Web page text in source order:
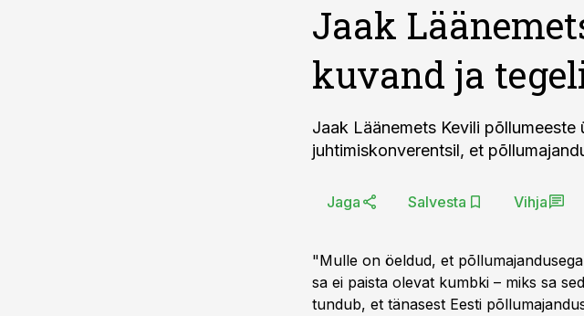
Jaak
kuvand ja
Jaak Läänemets Kevili põllumeeste
juhtimiskonverentsil, et
Jaga Salvesta Vihja
"Mulle on öeldud, et
sa ei paista olevat kumbki – miks sa
tundub, et tänasest Eesti